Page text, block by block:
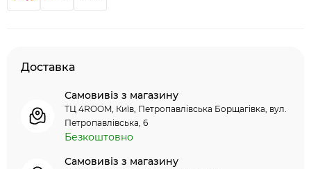
Доставка
Самовивіз з магазину
ТЦ 4ROOM, Київ, Петропавлівська Борщагівка, вул.
Петропавлівська, 6
Безкоштовно
Самовивіз з магазину